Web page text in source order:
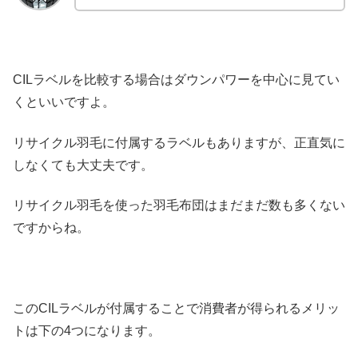
CILラベルを比較する場合はダウンパワーを中心に見てい
くといいですよ。
リサイクル羽毛に付属するラベルもありますが、正直気に
しなくても大丈夫です。
リサイクル羽毛を使った羽毛布団はまだまだ数も多くない
ですからね。
このCILラベルが付属することで消費者が得られるメリッ
トは下の4つになります。